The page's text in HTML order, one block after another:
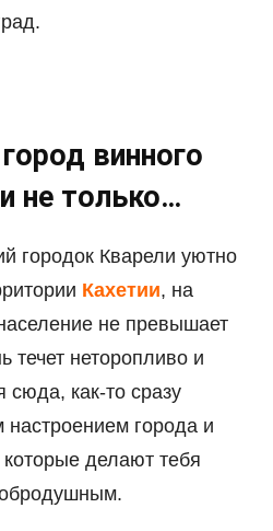
винного
не только…
городок Кварели уютно
Кахетии, на
не превышает
течет неторопливо и
как-то сразу
города и
делают тебя